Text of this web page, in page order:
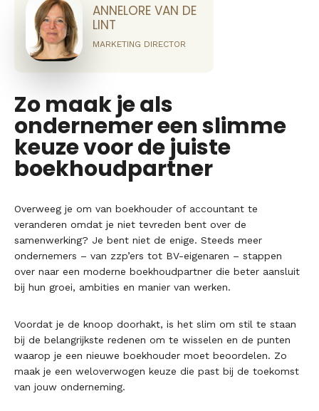
ANNELORE VAN DE
LINT
MARKETING DIRECTOR
Zo maak je als
ondernemer een slimme
keuze voor de juiste
boekhoudpartner
Overweeg je om van boekhouder of accountant te
veranderen omdat je niet tevreden bent over de
samenwerking? Je bent niet de enige. Steeds meer
ondernemers – van zzp’ers tot BV-eigenaren – stappen
over naar een moderne boekhoudpartner die beter aansluit
bij hun groei, ambities en manier van werken.
Voordat je de knoop doorhakt, is het slim om stil te staan
bij de belangrijkste redenen om te wisselen en de punten
waarop je een nieuwe boekhouder moet beoordelen. Zo
maak je een weloverwogen keuze die past bij de toekomst
van jouw onderneming.